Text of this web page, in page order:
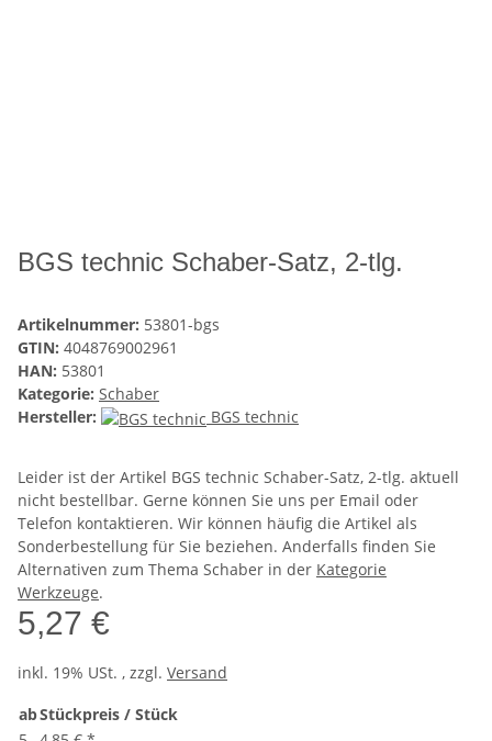
BGS technic Schaber-Satz, 2-tlg.
Artikelnummer: 53801-bgs
GTIN: 4048769002961
HAN: 53801
Kategorie: Schaber
Hersteller:
BGS technic
Leider ist der Artikel BGS technic Schaber-Satz, 2-tlg. aktuell
nicht bestellbar. Gerne können Sie uns per Email oder
Telefon kontaktieren. Wir können häufig die Artikel als
Sonderbestellung für Sie beziehen. Anderfalls finden Sie
Alternativen zum Thema Schaber in der Kategorie
Werkzeuge.
5,27 €
inkl. 19% USt. , zzgl. Versand
abStückpreis / Stück